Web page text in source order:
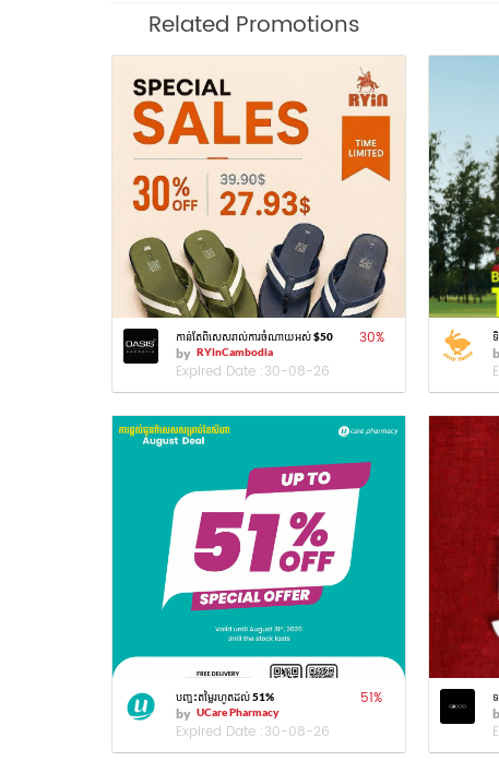
Related Promotions
កាន់តែពិសេសរាល់ការចំណាយអស់ $50
by RYinCambodia
Expired Date :30-08-26
30%
បញ្ចុះតម្លៃរហូតដល់ 51%
by UCare Pharmacy
Expired Date :30-08-26
51%